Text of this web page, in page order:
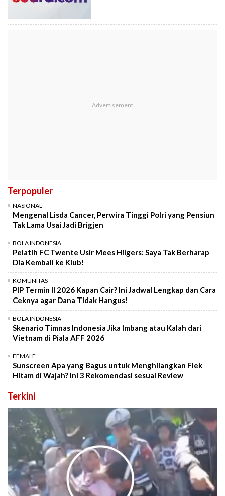
Terpopuler
NASIONAL
Mengenal Lisda Cancer, Perwira Tinggi Polri yang Pensiun
Tak Lama Usai Jadi Brigjen
BOLA INDONESIA
Pelatih FC Twente Usir Mees Hilgers: Saya Tak Berharap
Dia Kembali ke Klub!
KOMUNITAS
PIP Termin II 2026 Kapan Cair? Ini Jadwal Lengkap dan Cara
Ceknya agar Dana Tidak Hangus!
BOLA INDONESIA
Skenario Timnas Indonesia Jika Imbang atau Kalah dari
Vietnam di Piala AFF 2026
FEMALE
Sunscreen Apa yang Bagus untuk Menghilangkan Flek
Hitam di Wajah? Ini 3 Rekomendasi sesuai Review
Terkini